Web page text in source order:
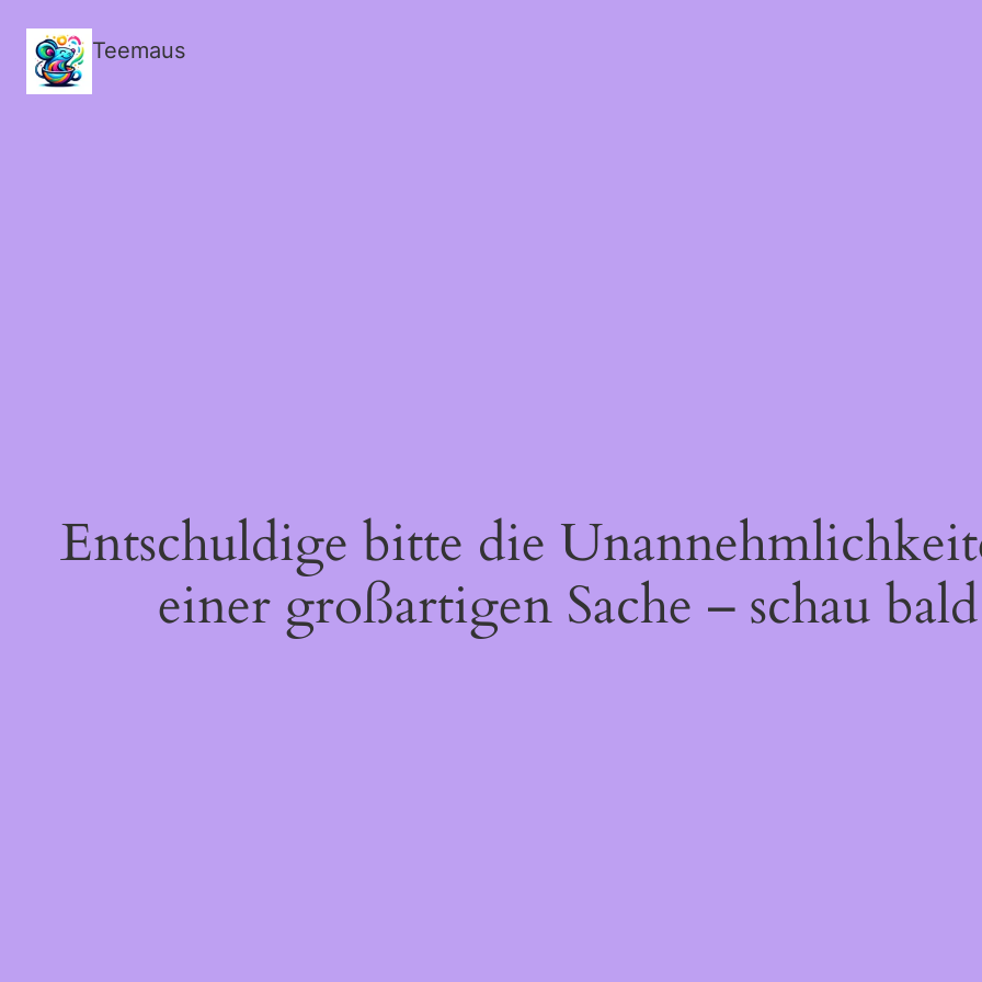
Teemaus
Entschuldige bitte die
einer großartigen Sache – schau